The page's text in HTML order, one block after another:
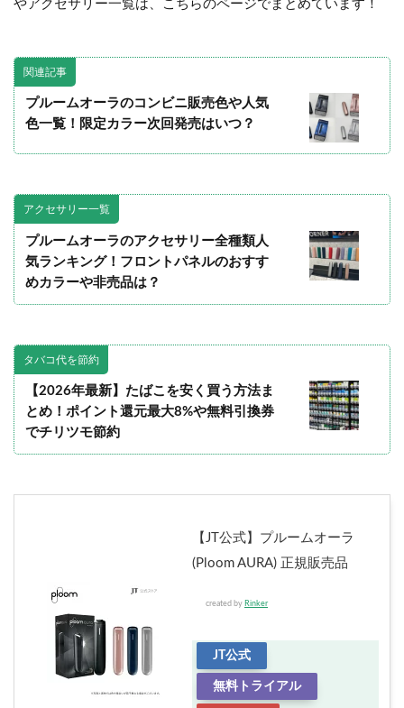
やアクセサリー一覧は、こちらのページでまとめています！
関連記事
プルームオーラのコンビニ販売色や人気
色一覧！限定カラー次回発売はいつ？
アクセサリー一覧
プルームオーラのアクセサリー全種類人
気ランキング！フロントパネルのおすす
めカラーや非売品は？
タバコ代を節約
【2026年最新】たばこを安く買う方法ま
とめ！ポイント還元最大8%や無料引換券
でチリツモ節約
【JT公式】プルームオーラ
(Ploom AURA) 正規販売品
created by Rinker
JT公式
無料トライアル